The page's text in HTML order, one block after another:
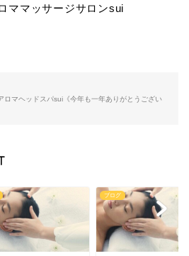
ママッサージサロンsui
ロマヘッドスパsui《今年も一年ありがとうござい
ブログ